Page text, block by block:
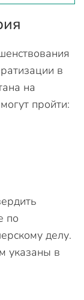
в
на
пройти:
по
делу.
указаны в